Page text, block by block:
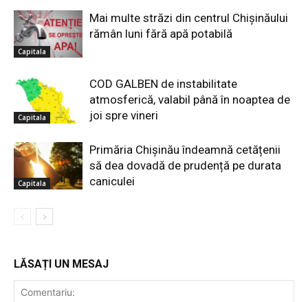
Capitala
Mai multe străzi din centrul Chișinăului
rămân luni fără apă potabilă
Capitala
COD GALBEN de instabilitate
atmosferică, valabil până în noaptea de
joi spre vineri
Capitala
Primăria Chișinău îndeamnă cetățenii
să dea dovadă de prudență pe durata
caniculei
LĂSAȚI UN MESAJ